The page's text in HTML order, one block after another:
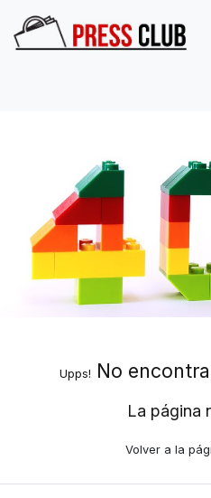
Upps! No
La página
Volver a la